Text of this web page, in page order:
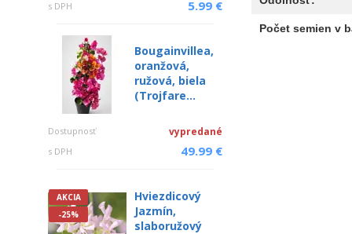
s DPH 5.99 €
Bougainvillea,
oranžová,
ružová, biela
(Trojfare...
Dostupnosť vypredané
s DPH 49.99 €
AKCIA
-25%
Hviezdicový
Jazmín,
slaboružový
Počet semien v